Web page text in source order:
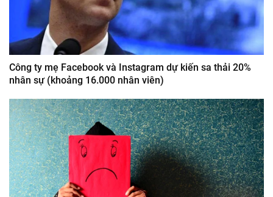
Công ty mẹ Facebook và Instagram dự kiến sa thải 20%
nhân sự (khoảng 16.000 nhân viên)